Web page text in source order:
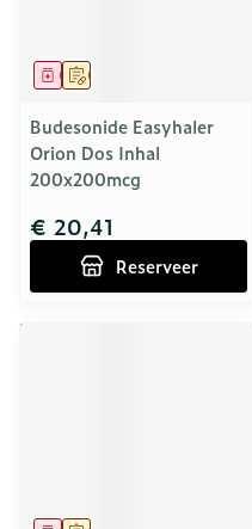
Op voorschrift
Geneesmiddel
Budesonide Easyhaler
Orion Dos Inhal
200x200mcg
€ 20,41
Reserveer